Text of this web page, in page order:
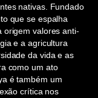
nativas. Fundado
que se espalha
origem valores anti-
e a agricultura
da vida e as
como um ato
é também um
crítica nos